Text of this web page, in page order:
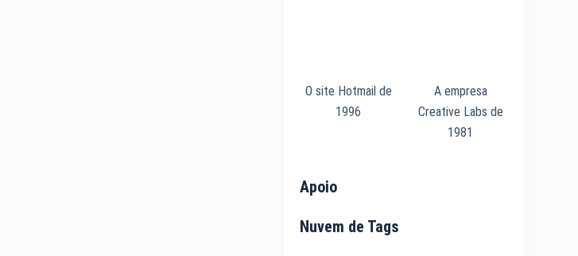
O site Hotmail de
1996
A empresa
Creative Labs de
1981
Apoio
Nuvem de Tags